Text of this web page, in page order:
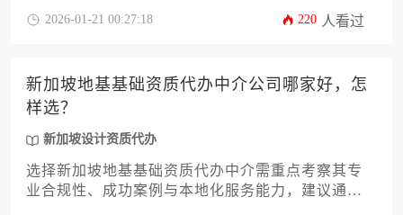
透明性三维度进行系统性评估。
2026-01-21 00:27:18 220 人看过
新加坡地基基础资质代办中介公司哪家好，怎
样选？
新加坡设计资质代办
选择新加坡地基基础资质代办中介需重点考察其专
业合规性、成功案例与本地化服务能力，建议通过